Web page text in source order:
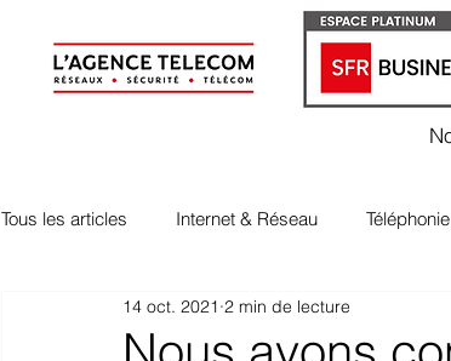
Tous les articles Internet & Réseau
Evénements & Vie Interne
14 oct. 2021 2 min de lecture